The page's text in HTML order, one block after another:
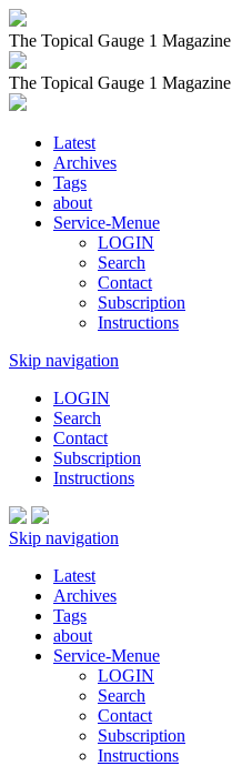
The Topical Gauge 1 Magazine
The Topical Gauge 1 Magazine
Latest
Archives
Tags
about
Service-Menue
LOGIN
Search
Contact
Subscription
Instructions
Skip navigation
LOGIN
Search
Contact
Subscription
Instructions
Skip navigation
Latest
Archives
Tags
about
Service-Menue
LOGIN
Search
Contact
Subscription
Instructions